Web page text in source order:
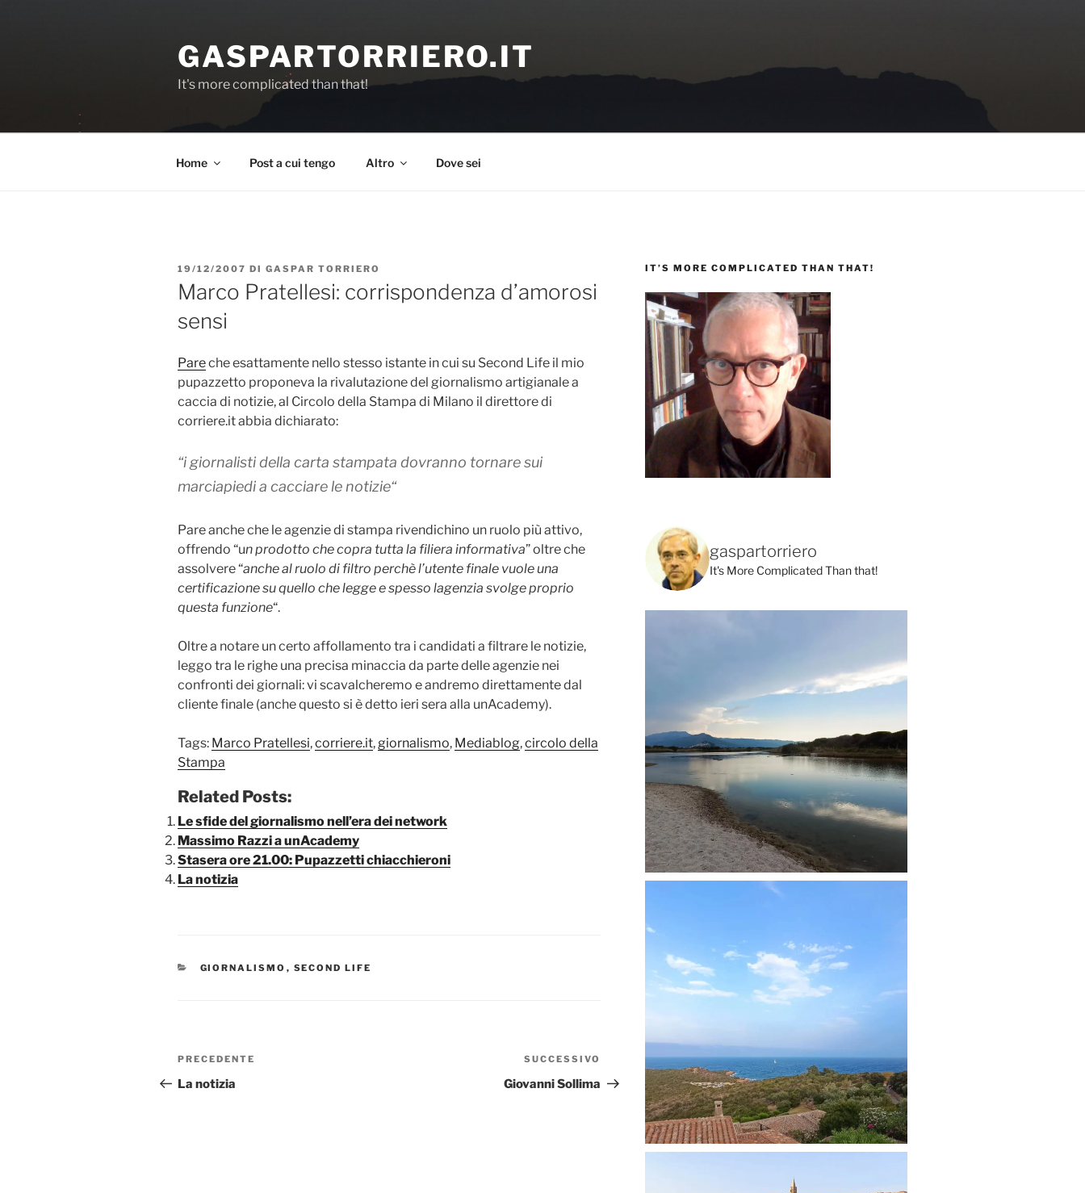
GASPARTORRIERO.IT
It's more complicated than that!
Home Post a cui tengo Altro Dove sei
PUBBLICATO
IL
19/12/2007 DI GASPAR TORRIERO
Marco Pratellesi: corrispondenza d’amorosi
sensi
Pareche esattamente nello stesso istante in cui su Second Life il mio
pupazzetto proponeva la rivalutazione del giornalismo artigianale a
caccia di notizie, al Circolo della Stampa di Milano il direttore di
corriere.it abbia dichiarato:
“i giornalisti della carta stampata dovranno tornare sui
marciapiedi a cacciare le notizie“
Pare anche che le agenzie di stampa rivendichino un ruolo più attivo,
offrendo “un prodotto che copra tutta la filiera informativa” oltre che
assolvere “anche al ruolo di filtro perchè l’utente finale vuole una
certificazione su quello che legge e spesso lagenzia svolge proprio
questa funzione“.
Oltre a notare un certo affollamento tra i candidati a filtrare le notizie,
leggo tra le righe una precisa minaccia da parte delle agenzie nei
confronti dei giornali: vi scavalcheremo e andremo direttamente dal
cliente finale (anche questo si è detto ieri sera alla unAcademy).
Tags: Marco Pratellesi,corriere.it,giornalismo, Mediablog,circolo della
Stampa
Related Posts:
Le sfide del giornalismo nell’era dei network
Massimo Razzi a unAcademy
Stasera ore 21.00: Pupazzetti chiacchieroni
La notizia
CATEGORIE
GIORNALISMO , SECOND LIFE
Navigazione
articoli
Articolo
precedente:
PRECEDENTE
La notizia
Articolo
successivo
SUCCESSIVO
Giovanni Sollima
IT’S MORE COMPLICATED THAN THAT!
gaspartorriero
It's More Complicated Than that!